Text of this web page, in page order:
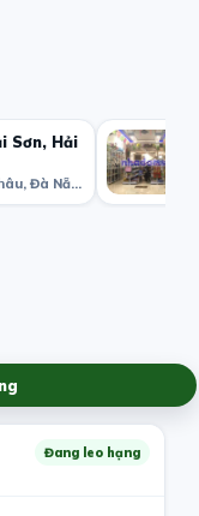
Sơn, Hải
8 Triệu · Hải Sơn, Hòa Phát, Hải Châu, Đà Nẵng, Việt Nam
Đang leo hạng